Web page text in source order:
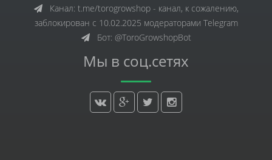
Канал: t.me/torogrowshop - канал, к сожалению,
заблокирован с 10.02.2025 модераторами Telegram
Бот: @ToroGrowshopBot
Мы в соц.сетях